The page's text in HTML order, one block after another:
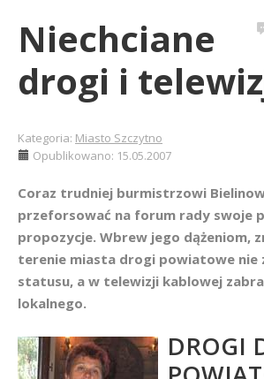
Niechciane
drogi i
Kategoria: Miasto Szczytno
Opublikowano: 15.05.2007
Coraz trudniej burmistrzowi
przeforsować na forum rady swoje
propozycje. Wbrew jego dążeniom,
terenie miasta drogi powiatowe nie
statusu, a w telewizji kablowej
lokalnego.
DROGI